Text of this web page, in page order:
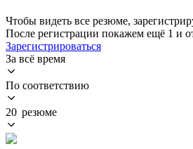
Чтобы видеть все резюме,
После регистрации покажем ещё 1 и
Зарегистрироваться
За всё время
По соответствию
20 резюме